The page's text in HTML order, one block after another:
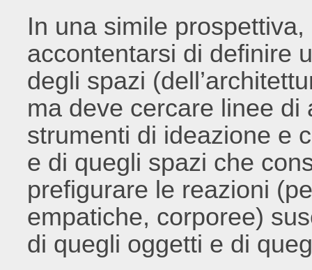
In una simile
accontentarsi di definire
degli spazi
ma deve cercare linee
strumenti di ideazione e
e di quegli spazi che
prefigurare le reazioni
empatiche, corporee)
di quegli oggetti e di